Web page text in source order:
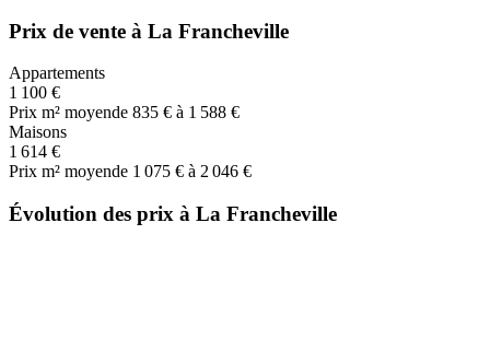
Prix de vente à La Francheville
Appartements
1 100 €
Prix m² moyende 835 € à 1 588 €
Maisons
1 614 €
Prix m² moyende 1 075 € à 2 046 €
Évolution des prix à La Francheville